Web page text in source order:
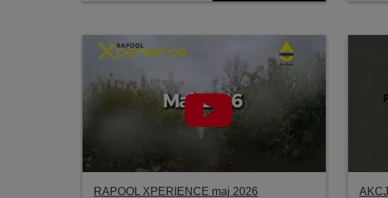
RAPOOL XPERIENCE maj 2026